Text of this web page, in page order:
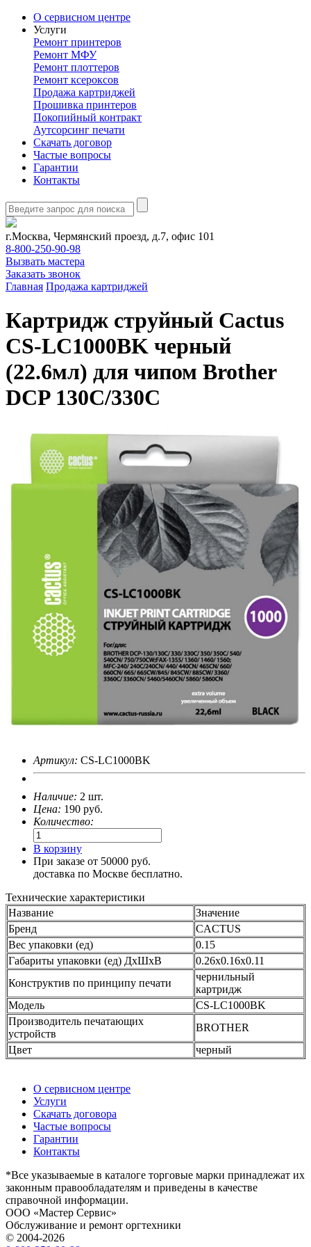
О сервисном центре
Услуги
Ремонт принтеров
Ремонт МФУ
Ремонт плоттеров
Ремонт ксероксов
Продажа картриджей
Прошивка принтеров
Покопийный контракт
Аутсорсинг печати
Скачать договор
Частые вопросы
Гарантии
Контакты
г.Москва, Чермянский проезд, д.7, офис 101
8-800-250-90-98
Вызвать мастера
Заказать звонок
Главная Продажа картриджей
Картридж струйный Cactus
CS-LC1000BK черный
(22.6мл) для чипом Brother
DCP 130C/330С
Артикул: CS-LC1000BK
Наличие: 2 шт.
Цена: 190 руб.
Количество:
В корзину
При заказе от 50000 руб.
доставка по Москве бесплатно.
Технические характеристики
Название
Значение
Бренд
CACTUS
Вес упаковки (ед)
0.15
Габариты упаковки (ед) ДхШхВ
0.26x0.16x0.11
Конструктив по принципу печати
чернильный
картридж
Модель
CS-LC1000BK
Производитель печатающих
устройств
BROTHER
Цвет
черный
О сервисном центре
Услуги
Скачать договора
Частые вопросы
Гарантии
Контакты
*Все указываемые в каталоге торговые марки принадлежат их
законным правообладателям и приведены в качестве
справочной информации.
ООО «Мастер Сервис»
Обслуживание и ремонт оргтехники
© 2004-2026